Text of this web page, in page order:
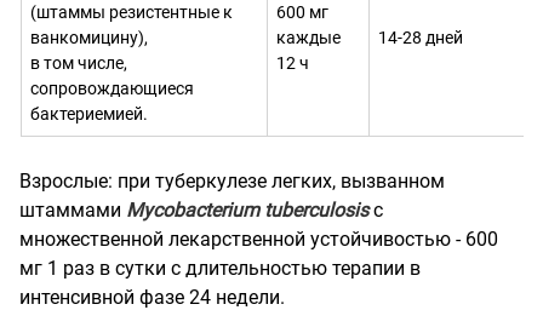
(штаммы резистентные к
ванкомицину),
в том числе,
сопровождающиеся
бактериемией.
600 мг
каждые
12 ч
14-28 дней
Взрослые: при туберкулезе легких, вызванном
штаммами Mycobacterium tuberculosisс
множественной лекарственной устойчивостью - 600
мг 1 раз в сутки с длительностью терапии в
интенсивной фазе 24 недели.